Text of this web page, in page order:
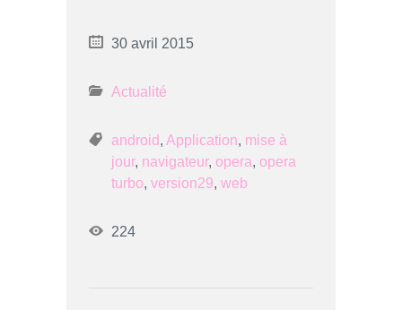
30 avril 2015
Actualité
android, Application, mise à
jour, navigateur, opera, opera
turbo, version29, web
224